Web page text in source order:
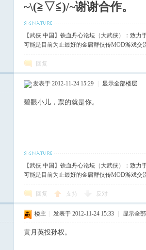
~\(≧▽≦)/~谢谢合作。
【武侠.中国】铁血丹心论坛（大武侠）：致
可能是目前为止最好的金庸群侠传MOD游戏交
回复
发表于 2012-11-24 15:29 显示全部楼层
碧眼小儿，票的就是你。
【武侠.中国】铁血丹心论坛（大武侠）：致
可能是目前为止最好的金庸群侠传MOD游戏交
回复 支持 反对
楼主 发表于 2012-11-24 15:33 显示全
黄月英投孙权。